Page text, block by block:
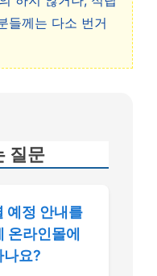
들께는 다소 번거
질문
예정 안내를
온라인몰에
나요?